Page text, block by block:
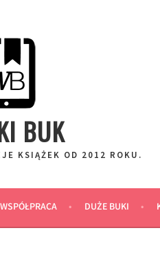
BUK
KSIĄŻEK OD 2012 ROKU.
DUŻE BUKI